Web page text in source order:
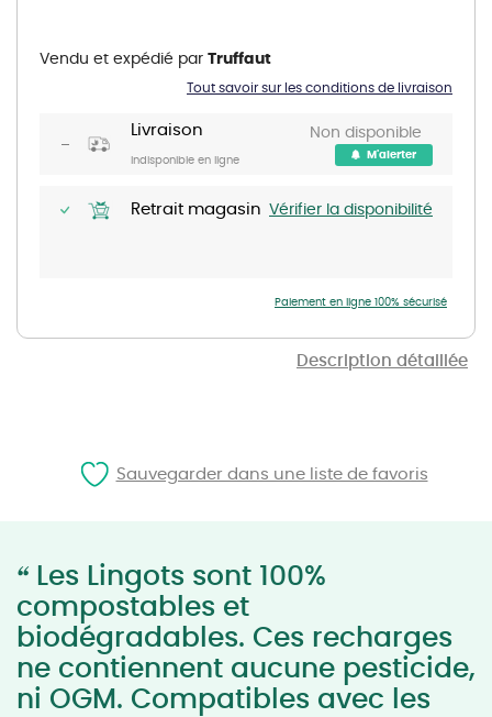
Description détaillée
beginning
Livraison
Indisponible en ligne
Non disponible
M'alerter
Retrait magasin Vérifier la disponibilité
Tout savoir sur les conditions de livraison
Vendu et expédié par Truffaut
Paiement en ligne 100% sécurisé
“ Les Lingots sont 100%
compostables et
biodégradables. Ces recharges
ne contiennent aucune pesticide,
ni OGM. Compatibles avec les
Sauvegarder dans une liste de favoris